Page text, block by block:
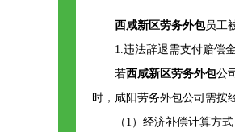
西咸新区劳务外包员工
1.‌违法辞退需支付赔偿金‌
若西咸新区劳务外包公
时，咸阳劳务外包公司需按
（1）‌经济补偿计算方式‌